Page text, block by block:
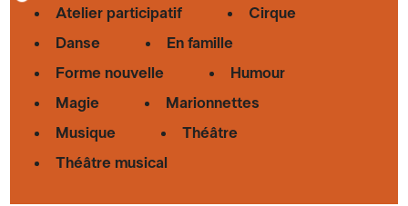
Atelier participatif
Cirque
Danse
En famille
Forme nouvelle
Humour
Magie
Marionnettes
Musique
Théâtre
Théâtre musical